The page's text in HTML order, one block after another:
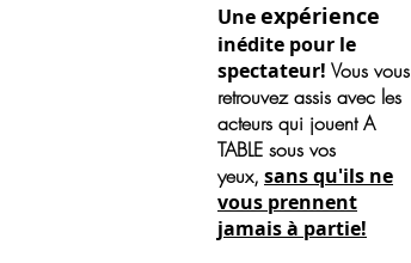
Uneexpérience
inédite pour le
spectateur! Vous vous
retrouvez assis avec les
acteurs qui jouent A
TABLE sous vos
yeux, sans qu'ils ne
vous prennent
jamais à partie!